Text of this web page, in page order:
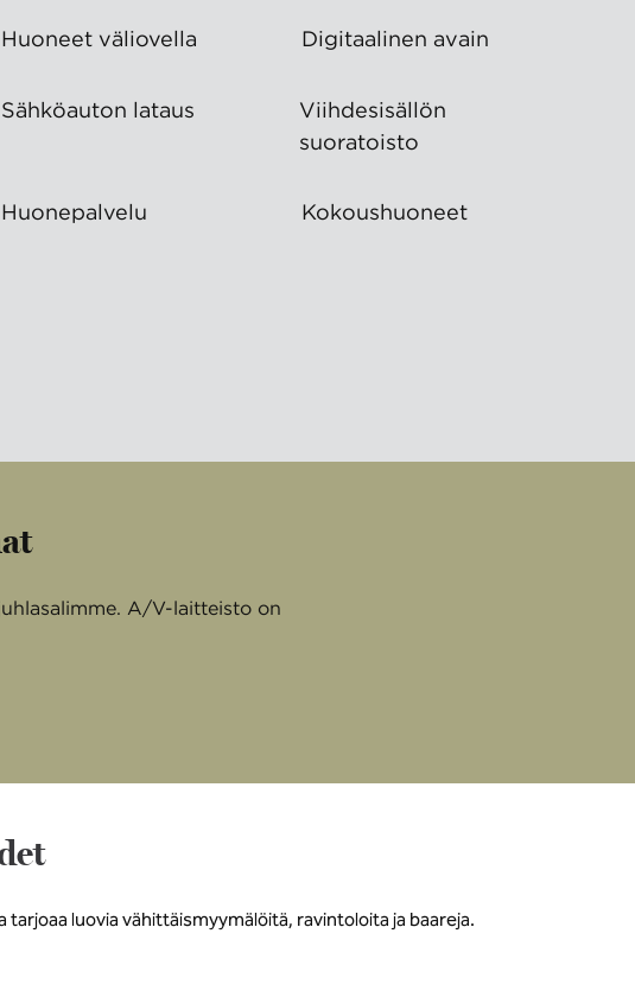
Huoneet väliovella Digitaalinen avain
Sähköauton lataus
Viihdesisällön
suoratoisto
Huone­palvelu Kokous­huoneet
A/V-laitteisto on
luovia vähittäismyymälöitä, ravintoloita ja baareja.